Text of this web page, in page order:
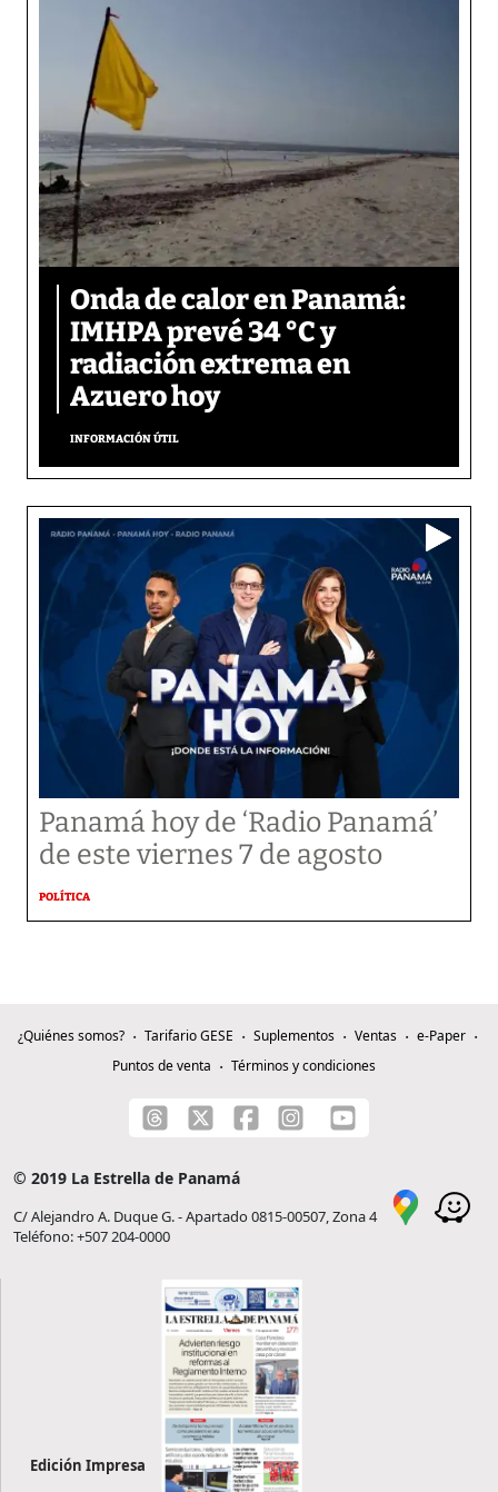
Onda de calor en Panamá:
IMHPA prevé 34 °C y
radiación extrema en
Azuero hoy
INFORMACIÓN ÚTIL
Panamá hoy de ‘Radio Panamá’
de este viernes 7 de agosto
POLÍTICA
¿Quiénes somos? Tarifario GESE Suplementos Ventas
e-Paper
Puntos de venta
Términos y condiciones
© 2019 La Estrella de Panamá
C/ Alejandro A. Duque G. - Apartado 0815-00507, Zona 4
Teléfono: +507 204-0000
Edición Impresa